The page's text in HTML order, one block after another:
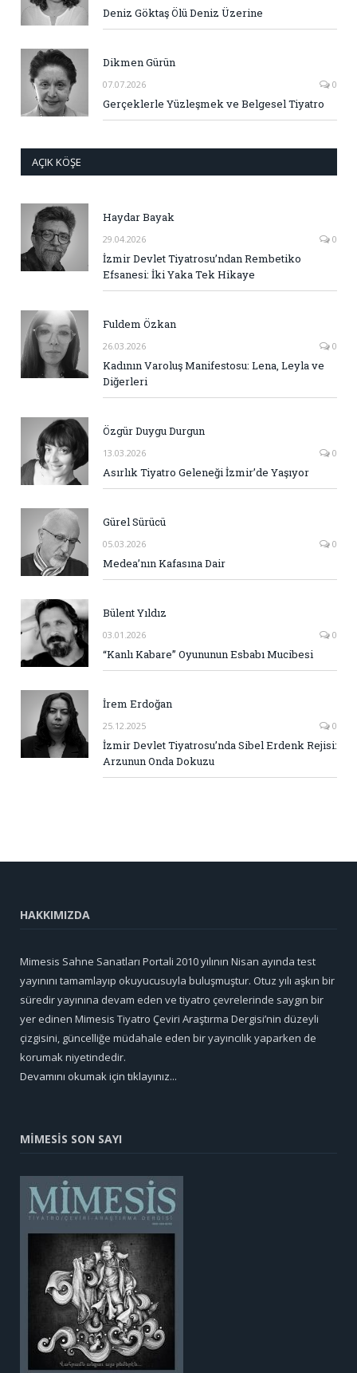
Deniz Göktaş Ölü Deniz Üzerine
Dikmen Gürün
07.07.2026 0
Gerçeklerle Yüzleşmek ve Belgesel Tiyatro
AÇIK KÖŞE
Haydar Bayak
29.04.2026 0
İzmir Devlet Tiyatrosu’ndan Rembetiko
Efsanesi: İki Yaka Tek Hikaye
Fuldem Özkan
26.03.2026 0
Kadının Varoluş Manifestosu: Lena, Leyla ve
Diğerleri
Özgür Duygu Durgun
13.03.2026 0
Asırlık Tiyatro Geleneği İzmir’de Yaşıyor
Gürel Sürücü
05.03.2026 0
Medea’nın Kafasına Dair
Bülent Yıldız
03.01.2026 0
“Kanlı Kabare” Oyununun Esbabı Mucibesi
İrem Erdoğan
25.12.2025 0
İzmir Devlet Tiyatrosu’nda Sibel Erdenk Rejisi:
Arzunun Onda Dokuzu
HAKKIMIZDA
Mimesis Sahne Sanatları Portali 2010 yılının Nisan ayında test
yayınını tamamlayıp okuyucusuyla buluşmuştur. Otuz yılı aşkın bir
süredir yayınına devam eden ve tiyatro çevrelerinde saygın bir
yer edinen Mimesis Tiyatro Çeviri Araştırma Dergisi’nin düzeyli
çizgisini, güncelliğe müdahale eden bir yayıncılık yaparken de
korumak niyetindedir.
Devamını okumak için tıklayınız...
MİMESİS SON SAYI